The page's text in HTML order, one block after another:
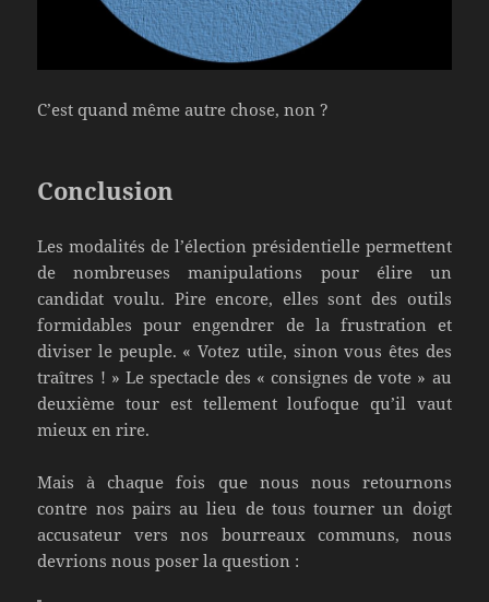
C’est quand même autre chose, non ?
Conclusion
Les modalités de l’élection présidentielle permettent
de nombreuses manipulations pour élire un
candidat voulu. Pire encore, elles sont des outils
formidables pour engendrer de la frustration et
diviser le peuple. « Votez utile, sinon vous êtes des
traîtres ! » Le spectacle des « consignes de vote » au
deuxième tour est tellement loufoque qu’il vaut
mieux en rire.
Mais à chaque fois que nous nous retournons
contre nos pairs au lieu de tous tourner un doigt
accusateur vers nos bourreaux communs, nous
devrions nous poser la question :